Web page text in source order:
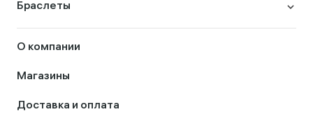
Браслеты
О компании
Магазины
Доставка и оплата